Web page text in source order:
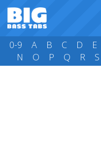
0-9 A B C D E
N
O P Q R S